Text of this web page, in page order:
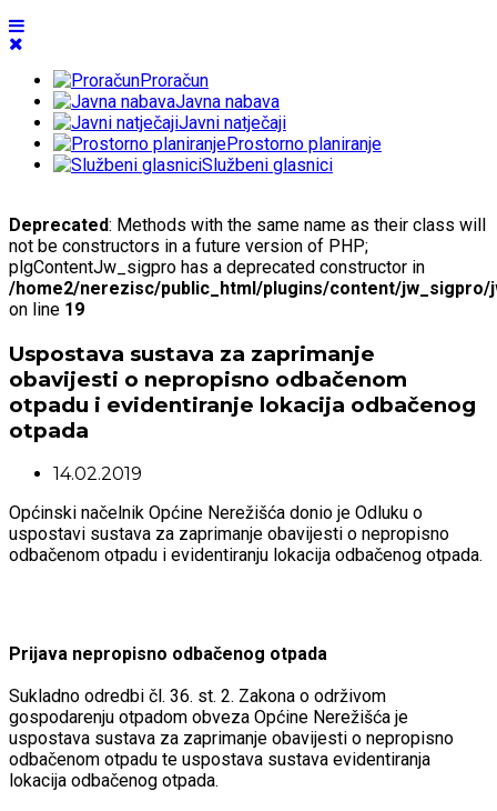
Proračun
Javna nabava
Javni natječaji
Prostorno planiranje
Službeni glasnici
Deprecated: Methods with the same name as their class will
not be constructors in a future version of PHP;
plgContentJw_sigpro has a deprecated constructor in
/home2/nerezisc/public_html/plugins/content/jw_sigpro/
on line 19
Uspostava sustava za zaprimanje
obavijesti o nepropisno odbačenom
otpadu i evidentiranje lokacija odbačenog
otpada
14.02.2019
Općinski načelnik Općine Nerežišća donio je Odluku o
uspostavi sustava za zaprimanje obavijesti o nepropisno
odbačenom otpadu i evidentiranju lokacija odbačenog otpada.
Prijava nepropisno odbačenog otpada
Sukladno odredbi čl. 36. st. 2. Zakona o održivom
gospodarenju otpadom obveza Općine Nerežišća je
uspostava sustava za zaprimanje obavijesti o nepropisno
odbačenom otpadu te uspostava sustava evidentiranja
lokacija odbačenog otpada.